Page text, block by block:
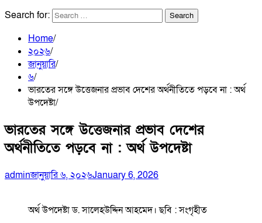
Search for:
Home
২০২৬
জানুয়ারি
৬
ভারতের সঙ্গে উত্তেজনার প্রভাব দেশের অর্থনীতিতে পড়বে না : অর্থ
উপদেষ্টা
ভারতের সঙ্গে উত্তেজনার প্রভাব দেশের
অর্থনীতিতে পড়বে না : অর্থ উপদেষ্টা
adminজানুয়ারি ৬, ২০২৬January 6, 2026
অর্থ উপদেষ্টা ড. সালেহউদ্দিন আহমেদ। ছবি : সংগৃহীত